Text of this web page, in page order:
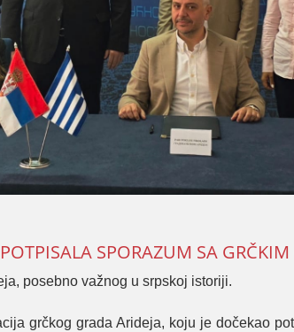
SPORAZUM SA
posebno važnog u srpskoj istoriji.
grčkog grada Arideja, koju je dočekao